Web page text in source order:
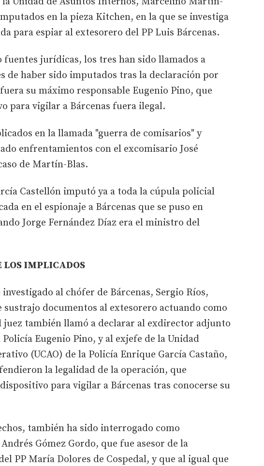
en la pieza Kitchen, en la que se investiga
para espiar al extesorero del PP Luis Bárcenas.
fuentes jurídicas, los tres han sido llamados a
de haber sido imputados tras la declaración por
su máximo responsable Eugenio Pino, que
para vigilar a Bárcenas fuera ilegal.
en la llamada "guerra de comisarios" y
enfrentamientos con el excomisario José
de Martín-Blas.
Castellón imputó ya a toda la cúpula policial
en el espionaje a Bárcenas que se puso en
Jorge Fernández Díaz era el ministro del
LOS IMPLICADOS
al chófer de Bárcenas, Sergio Ríos,
sustrajo documentos al extesorero actuando como
también llamó a declarar al exdirector adjunto
Eugenio Pino, y al exjefe de la Unidad
(UCAO) de la Policía Enrique García Castaño,
la legalidad de la operación, que
para vigilar a Bárcenas tras conocerse su
también ha sido interrogado como
Gómez Gordo, que fue asesor de la
PP María Dolores de Cospedal, y que al igual que